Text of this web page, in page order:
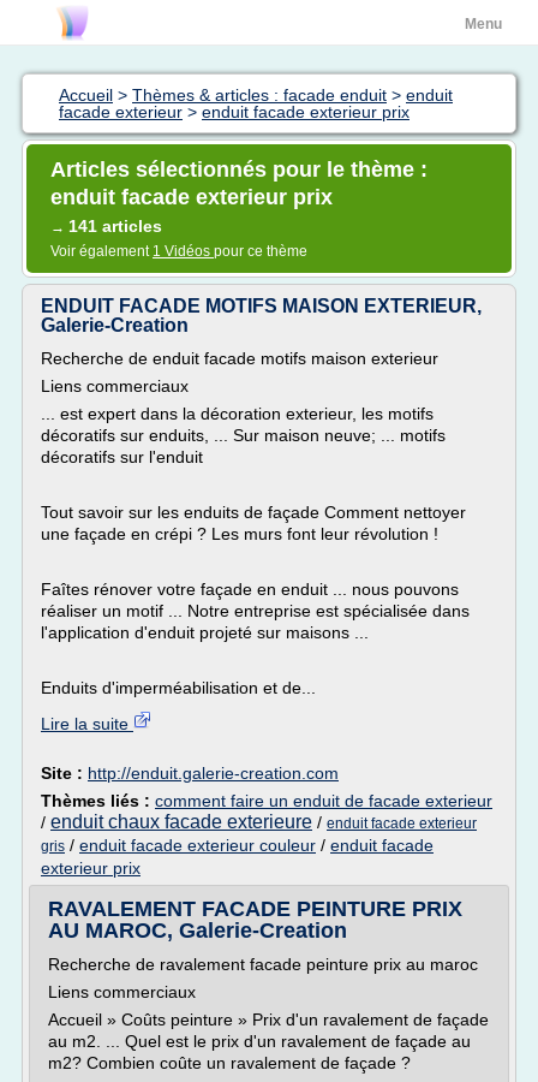
Menu
Accueil > Thèmes & articles : facade enduit > enduit
facade exterieur > enduit facade exterieur prix
Articles sélectionnés pour le thème :
enduit facade exterieur prix
→ 141 articles
Voir également 1 Vidéos pour ce thème
ENDUIT FACADE MOTIFS MAISON EXTERIEUR,
Galerie-Creation
Recherche de enduit facade motifs maison exterieur
Liens commerciaux
... est expert dans la décoration exterieur, les motifs
décoratifs sur enduits, ... Sur maison neuve; ... motifs
décoratifs sur l'enduit
Tout savoir sur les enduits de façade Comment nettoyer
une façade en crépi ? Les murs font leur révolution !
Faîtes rénover votre façade en enduit ... nous pouvons
réaliser un motif ... Notre entreprise est spécialisée dans
l'application d'enduit projeté sur maisons ...
Enduits d'imperméabilisation et de...
Lire la suite
Site : http://enduit.galerie-creation.com
Thèmes liés : comment faire un enduit de facade exterieur
/ enduit chaux facade exterieure / enduit facade exterieur
gris / enduit facade exterieur couleur / enduit facade
exterieur prix
RAVALEMENT FACADE PEINTURE PRIX
AU MAROC, Galerie-Creation
Recherche de ravalement facade peinture prix au maroc
Liens commerciaux
Accueil » Coûts peinture » Prix d'un ravalement de façade
au m2. ... Quel est le prix d'un ravalement de façade au
m2? Combien coûte un ravalement de façade ?